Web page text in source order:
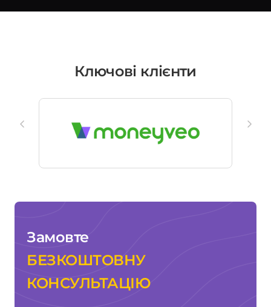
Ключові клієнти
Замовте
БЕЗКОШТОВНУ
КОНСУЛЬТАЦІЮ